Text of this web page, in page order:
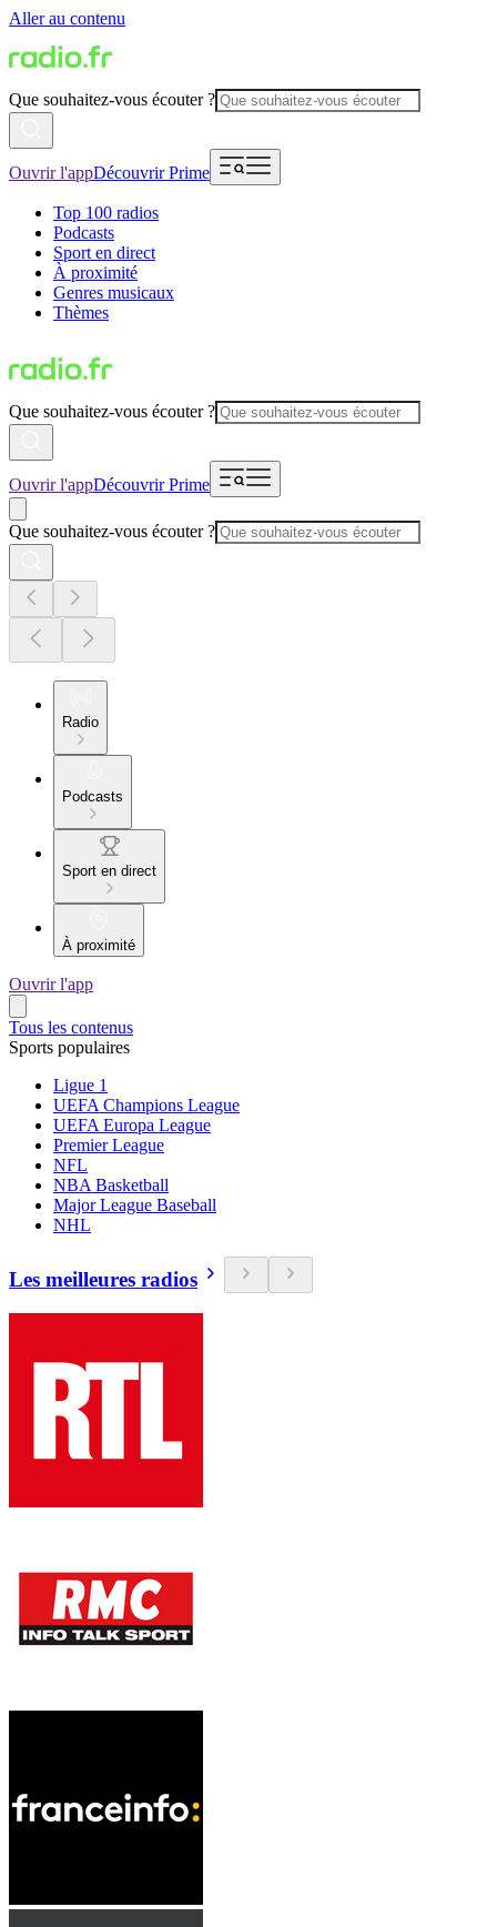
Aller au contenu
Que souhaitez-vous écouter ?
Ouvrir l'appDécouvrir Prime
Top 100 radios
Podcasts
Sport en direct
À proximité
Genres musicaux
Thèmes
Que souhaitez-vous écouter ?
Ouvrir l'appDécouvrir Prime
Que souhaitez-vous écouter ?
Radio
Podcasts
Sport en direct
À proximité
Ouvrir l'app
Tous les contenus
Sports populaires
Ligue 1
UEFA Champions League
UEFA Europa League
Premier League
NFL
NBA Basketball
Major League Baseball
NHL
Les meilleures radios